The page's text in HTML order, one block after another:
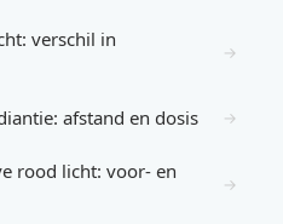
verschil in
→
afstand en dosis →
rood licht: voor- en
→